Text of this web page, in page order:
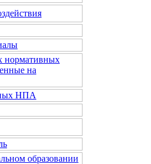
нормативных
на
НПА
образовании